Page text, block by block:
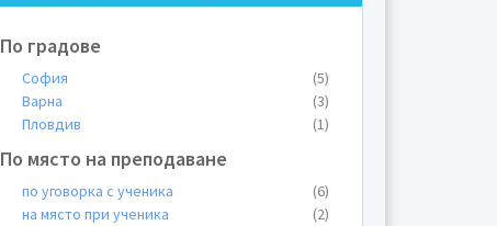
По градове
София
(5)
Варна
(3)
Пловдив
(1)
По място на преподаване
по уговорка с ученика
(6)
на място при ученика
(2)